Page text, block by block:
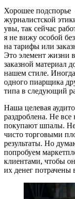
Хорошее подспорье
журналистской
увы, так сейчас
я не вижу особой
на тарифы или
Это элемент жизни
заказной материал
нашем стиле.
одного пиарщика
типа в следующий
Наша целевая
раздроблена. Не
покупают шпалы.
чисто торговыми
результаты. Но
попробуем
клиентами, чтобы
их денег потрачены